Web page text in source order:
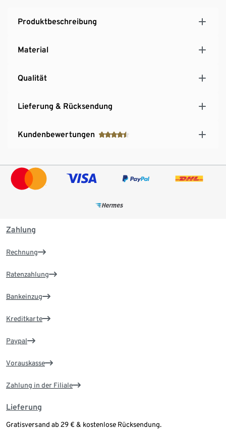
Produktbeschreibung
Material
Qualität
Lieferung & Rücksendung
Kundenbewertungen
Zahlung
Rechnung
Ratenzahlung
Bankeinzug
Kreditkarte
Paypal
Vorauskasse
Zahlung in der Filiale
Lieferung
Gratisversand ab 29 € & kostenlose Rücksendung.